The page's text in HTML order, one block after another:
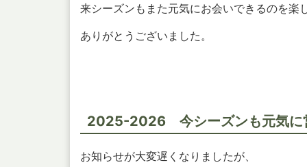
来シーズンもまた元気にお会いできるのを楽
ありがとうございました。
2025-2026 今シーズンも元気に
お知らせが大変遅くなりましたが、